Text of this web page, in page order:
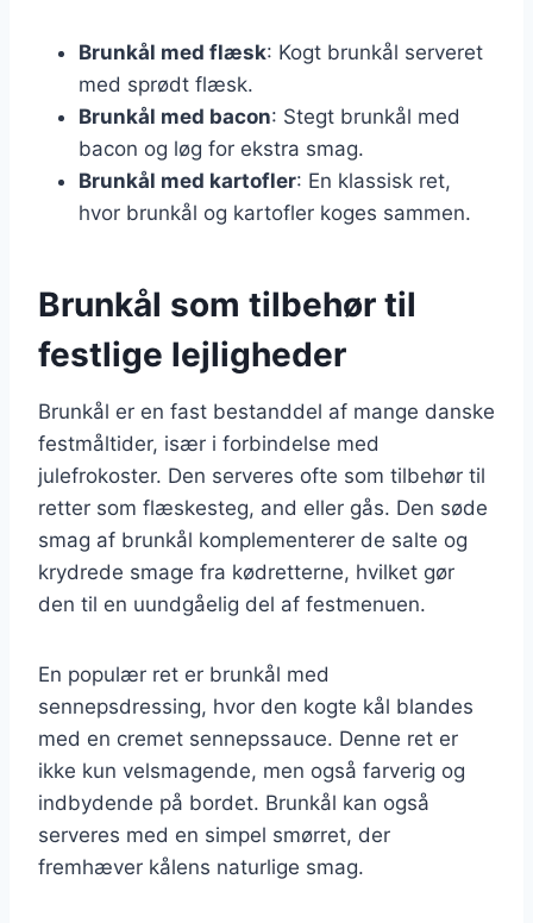
Brunkål med flæsk: Kogt brunkål serveret
med sprødt flæsk.
Brunkål med bacon: Stegt brunkål med
bacon og løg for ekstra smag.
Brunkål med kartofler: En klassisk ret,
hvor brunkål og kartofler koges sammen.
Brunkål som tilbehør til
festlige lejligheder
Brunkål er en fast bestanddel af mange danske
festmåltider, især i forbindelse med
julefrokoster. Den serveres ofte som tilbehør til
retter som flæskesteg, and eller gås. Den søde
smag af brunkål komplementerer de salte og
krydrede smage fra kødretterne, hvilket gør
den til en uundgåelig del af festmenuen.
En populær ret er brunkål med
sennepsdressing, hvor den kogte kål blandes
med en cremet sennepssauce. Denne ret er
ikke kun velsmagende, men også farverig og
indbydende på bordet. Brunkål kan også
serveres med en simpel smørret, der
fremhæver kålens naturlige smag.